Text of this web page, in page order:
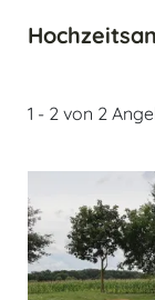
1 - 2 von 2